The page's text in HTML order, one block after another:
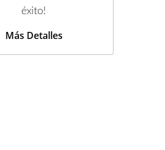
éxito!
Más Detalles